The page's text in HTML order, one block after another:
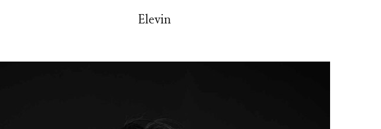
Elevin